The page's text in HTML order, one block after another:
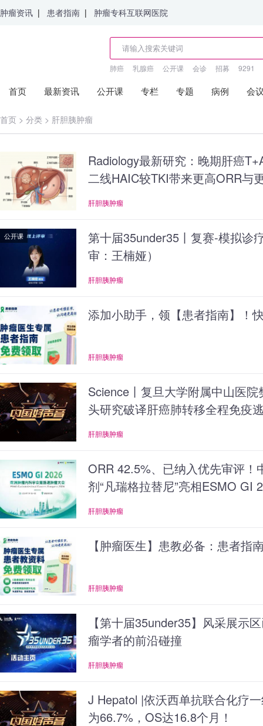
肿瘤资讯 | 患者指南 | 肿瘤专科互联网医院
肺癌 乳腺癌 公开课 会诊 招募 9291
首页 最新资讯 公开课 专栏 专题 病例 会
首页 > 分类 > 肝胆胰肿瘤
Radiology最新研究：晚期肝癌
二线HAIC较TKI带来更高ORR与
肝胆胰肿瘤
第十届35under35丨复赛-模拟诊
审：王楠娅）
肝胆胰肿瘤
公开课
添加小助手，领【患者指南】！
肝胆胰肿瘤
Science丨复旦大学附属中山医
头研究破译肝癌肺转移全程免疫
肝胆胰肿瘤
ORR 42.5%、已纳入优先审评！
剂“凡瑞格拉替尼”亮相ESMO GI
肝胆胰肿瘤
【肿瘤医生】患教必备：患者指
肝胆胰肿瘤
【第十届35under35】风采展示
瘤学者的前沿碰撞
肝胆胰肿瘤
J Hepatol |依沃西单抗联合化疗
为66.7%，OS达16.8个月！